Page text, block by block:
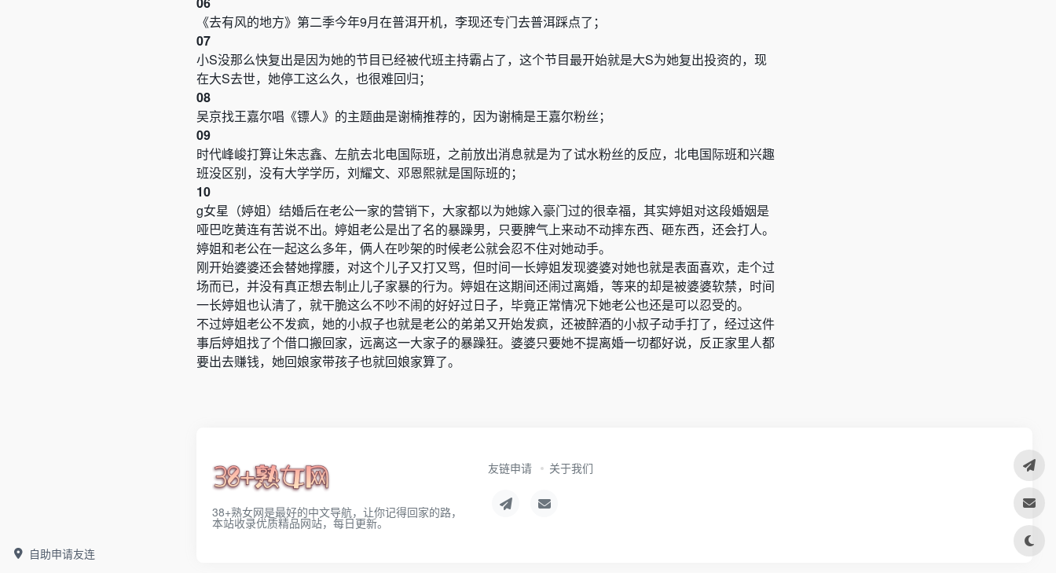
自助申请友连
《去有风的地方》第二季今年9月在普洱开机，李现还专门去普洱踩点了；
07
小S没那么快复出是因为她的节目已经被代班主持霸占了，这个节目最开始就是大S为她复出投资的，现
在大S去世，她停工这么久，也很难回归；
08
吴京找王嘉尔唱《镖人》的主题曲是谢楠推荐的，因为谢楠是王嘉尔粉丝；
09
时代峰峻打算让朱志鑫、左航去北电国际班，之前放出消息就是为了试水粉丝的反应，北电国际班和兴趣
班没区别，没有大学学历，刘耀文、邓恩熙就是国际班的；
10
g女星（婷姐）结婚后在老公一家的营销下，大家都以为她嫁入豪门过的很幸福，其实婷姐对这段婚姻是
哑巴吃黄连有苦说不出。婷姐老公是出了名的暴躁男，只要脾气上来动不动摔东西、砸东西，还会打人。
婷姐和老公在一起这么多年，俩人在吵架的时候老公就会忍不住对她动手。
刚开始婆婆还会替她撑腰，对这个儿子又打又骂，但时间一长婷姐发现婆婆对她也就是表面喜欢，走个过
场而已，并没有真正想去制止儿子家暴的行为。婷姐在这期间还闹过离婚，等来的却是被婆婆软禁，时间
一长婷姐也认清了，就干脆这么不吵不闹的好好过日子，毕竟正常情况下她老公也还是可以忍受的。
不过婷姐老公不发疯，她的小叔子也就是老公的弟弟又开始发疯，还被醉酒的小叔子动手打了，经过这件
事后婷姐找了个借口搬回家，远离这一大家子的暴躁狂。婆婆只要她不提离婚一切都好说，反正家里人都
要出去赚钱，她回娘家带孩子也就回娘家算了。
38+熟女网是最好的中文导航，让你记得回家的路，
本站收录优质精品网站，每日更新。
友链申请 关于我们